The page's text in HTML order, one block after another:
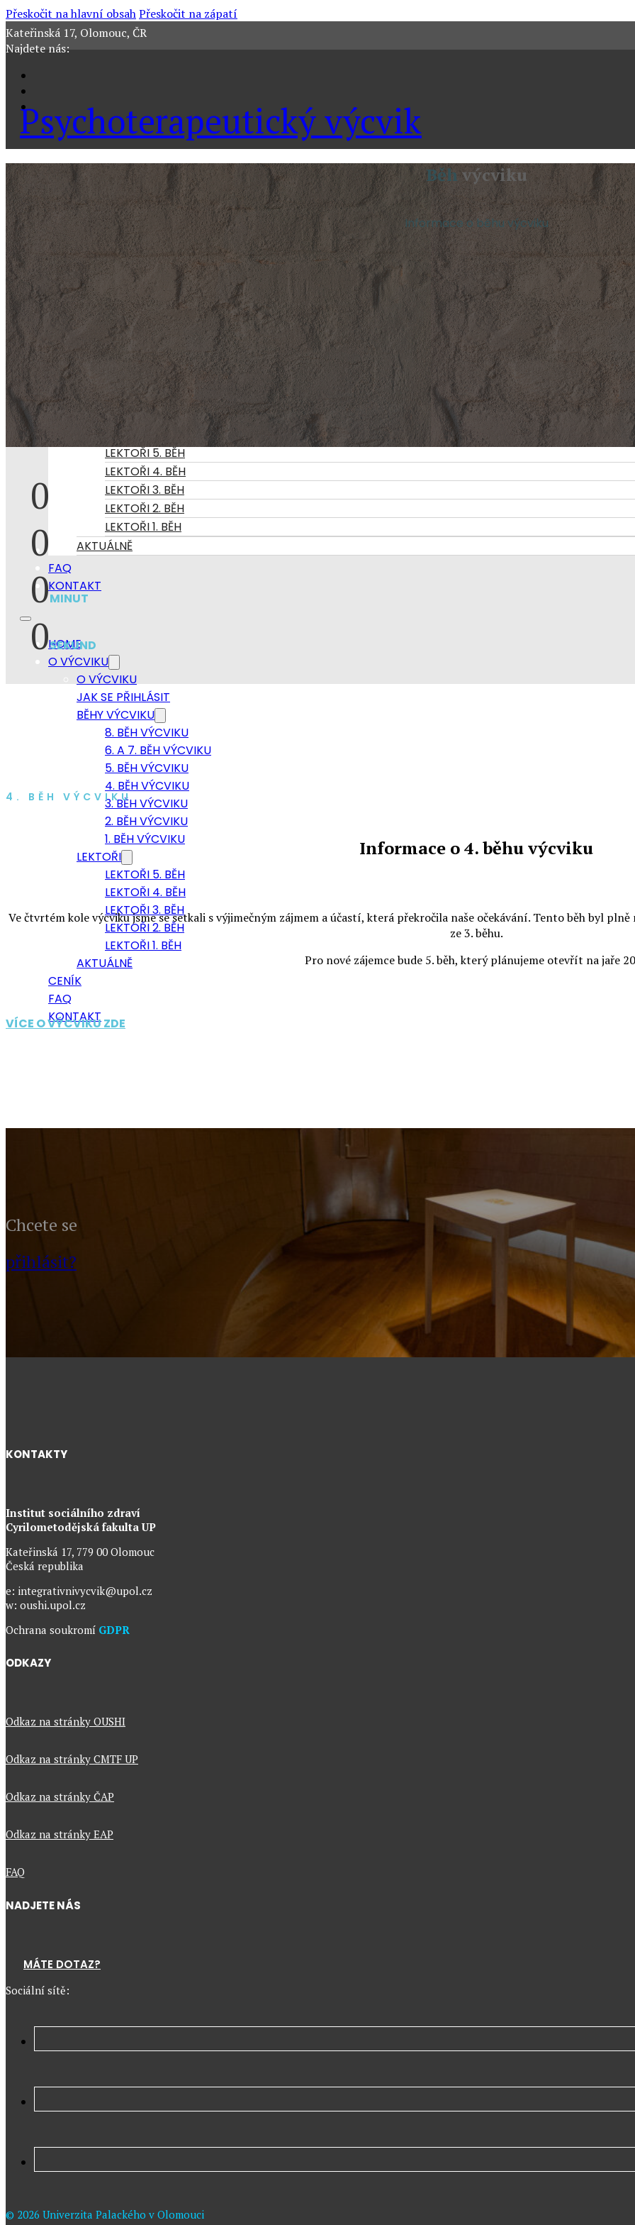
Přeskočit na hlavní obsahPřeskočit na zápatí
Kateřinská 17, Olomouc, ČR
Najdete nás:
Psychoterapeutický výcvik
HOME
O VÝCVIKU
O VÝCVIKU
JAK SE PŘIHLÁSIT
BĚHY VÝCVIKU
8. BĚH VÝCVIKU
6. A 7. BĚH VÝCVIKU
5. BĚH VÝCVIKU
4. BĚH VÝCVIKU
3. BĚH VÝCVIKU
2. BĚH VÝCVIKU
1. BĚH VÝCVIKU
LEKTOŘI
LEKTOŘI 5. BĚH
LEKTOŘI 4. BĚH
LEKTOŘI 3. BĚH
LEKTOŘI 2. BĚH
LEKTOŘI 1. BĚH
AKTUÁLNĚ
CENÍK
FAQ
KONTAKT
HOME
O VÝCVIKU
O VÝCVIKU
JAK SE PŘIHLÁSIT
BĚHY VÝCVIKU
8. BĚH VÝCVIKU
6. A 7. BĚH VÝCVIKU
5. BĚH VÝCVIKU
4. BĚH VÝCVIKU
3. BĚH VÝCVIKU
2. BĚH VÝCVIKU
1. BĚH VÝCVIKU
LEKTOŘI
LEKTOŘI 5. BĚH
LEKTOŘI 4. BĚH
LEKTOŘI 3. BĚH
LEKTOŘI 2. BĚH
LEKTOŘI 1. BĚH
AKTUÁLNĚ
CENÍK
FAQ
KONTAKT
MÁTE DOTAZ?
Běhvýcviku
Informace o běhu výcviku
0
0 HODIN
0MINUT
0SEKUND
4. BĚH VÝCVIKU
Informace o 4. běhu výcviku
Ve čtvrtém kole výcviku jsme se setkali s výjimečným zájmem a účastí, která překročila naše očekávání. Tento běh byl
ze 3. běhu.
Pro nové zájemce bude 5. běh, který plánujeme otevřít na jaře
VÍCE O VÝCVIKU ZDE
Chcete se
přihlásit?
KONTAKTY
Institut sociálního zdraví
Cyrilometodějská fakulta UP
Kateřinská 17, 779 00 Olomouc
Česká republika
e: integrativnivycvik@upol.cz
w: oushi.upol.cz
Ochrana soukromí GDPR
ODKAZY
Odkaz na stránky OUSHI
Odkaz na stránky CMTF UP
Odkaz na stránky ČAP
Odkaz na stránky EAP
FAQ
NADJETE NÁS
MÁTE DOTAZ?
Sociální sítě:
© 2026 Univerzita Palackého v Olomouci